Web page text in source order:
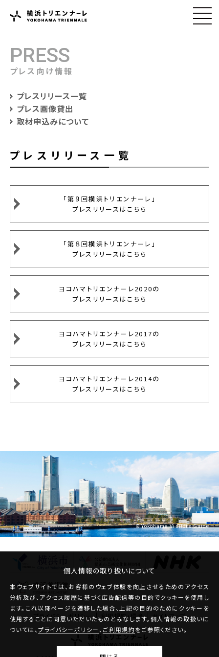
PRESS
プレス向け情報
プレスリリース一覧
プレス画像貸出
取材申込みについて
プレスリリース一覧
「第９回横浜トリエンナーレ」
プレスリリースはこちら
「第８回横浜トリエンナーレ」
プレスリリースはこちら
ヨコハマトリエンナーレ2020の
プレスリリースはこちら
ヨコハマトリエンナーレ2017の
プレスリリースはこちら
ヨコハマトリエンナーレ2014の
プレスリリースはこちら
© Yokohama Visitors Guide
プライバシーポリシー 利用規約・環境 サイトマップ
個人情報の取り扱いについて
本ウェブサイトでは、お客様のウェブ体験を向上させるためのアクセス
分析及び、アクセス履歴に基づく広告配信等の目的でクッキーを使用し
ます。これ以降ページを遷移した場合、上記の目的のためにクッキーを
使用することに同意いただいたものとみなします。個人情報の取扱いに
ついては、プライバシーポリシー 、 ご利用規約をご参照ください。